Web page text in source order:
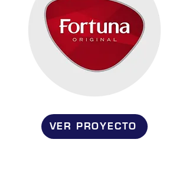
VER PROYECTO